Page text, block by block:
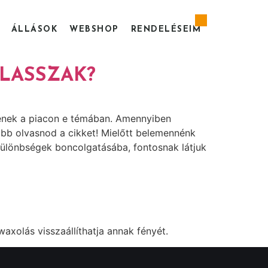
ÁLLÁSOK WEBSHOP RENDELÉSEIM
a piacon e témában. Amennyiben
olvasnod a cikket! Mielőtt belemennénk
boncolgatásába, fontosnak látjuk
visszaállíthatja annak fényét.